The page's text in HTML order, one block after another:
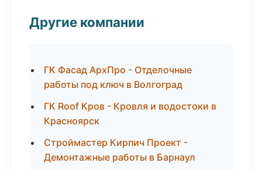
Другие компании
ГК Фасад АрхПро - Отделочные
работы под ключ в Волгоград
ГК Roof Кров - Кровля и водостоки в
Красноярск
Строймастер Кирпич Проект -
Демонтажные работы в Барнаул